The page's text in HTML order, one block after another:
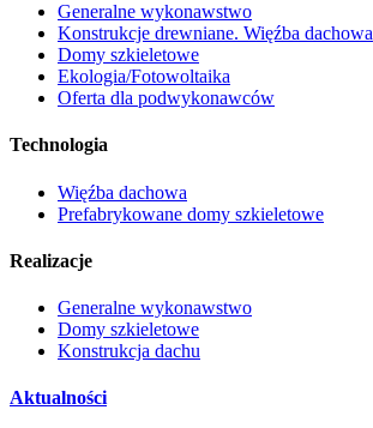
Generalne wykonawstwo
Konstrukcje drewniane. Więźba dachowa
Domy szkieletowe
Ekologia/Fotowoltaika
Oferta dla podwykonawców
Technologia
Więźba dachowa
Prefabrykowane domy szkieletowe
Realizacje
Generalne wykonawstwo
Domy szkieletowe
Konstrukcja dachu
Aktualności